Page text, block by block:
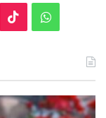
TikTok